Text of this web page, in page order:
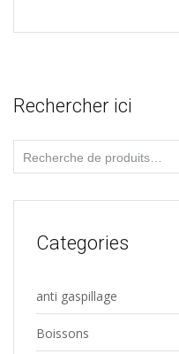
Rechercher ici
Recherche
pour :
Categories
anti gaspillage
Boissons